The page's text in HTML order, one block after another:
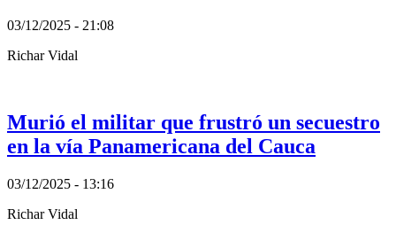
03/12/2025 - 21:08
Richar Vidal
Murió el militar que frustró un secuestro
en la vía Panamericana del Cauca
03/12/2025 - 13:16
Richar Vidal